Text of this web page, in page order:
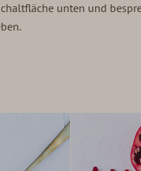
unten und